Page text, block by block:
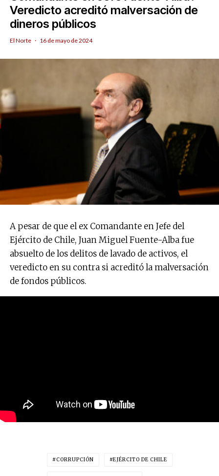
Veredicto acreditó malversación de
dineros públicos
El Norte · 16 de mayo de 2024
A pesar de que el ex Comandante en Jefe del
Ejército de Chile, Juan Miguel Fuente-Alba fue
absuelto de los delitos de lavado de activos, el
veredicto en su contra si acreditó la malversación
de fondos públicos.
CORRUPCIÓN EJÉRCITO DE CHILE